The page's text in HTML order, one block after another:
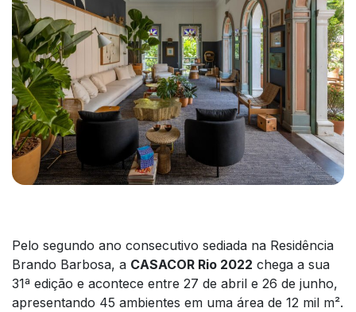
Pelo segundo ano consecutivo sediada na Residência
Brando Barbosa, a CASACOR Rio 2022 chega a sua
31ª edição e acontece entre 27 de abril e 26 de junho,
apresentando 45 ambientes em uma área de 12 mil m².